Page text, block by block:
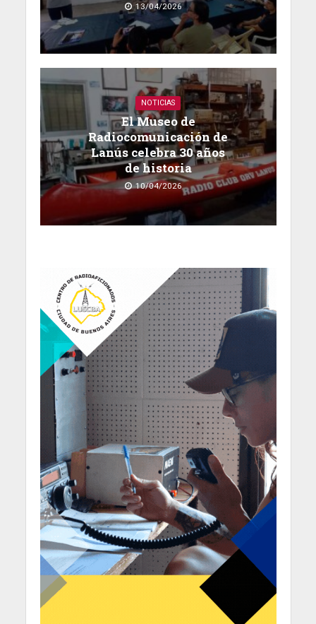
13/04/2026
NOTICIAS
El Museo de
Radiocomunicación de
Lanús celebra 30 años
de historia
10/04/2026